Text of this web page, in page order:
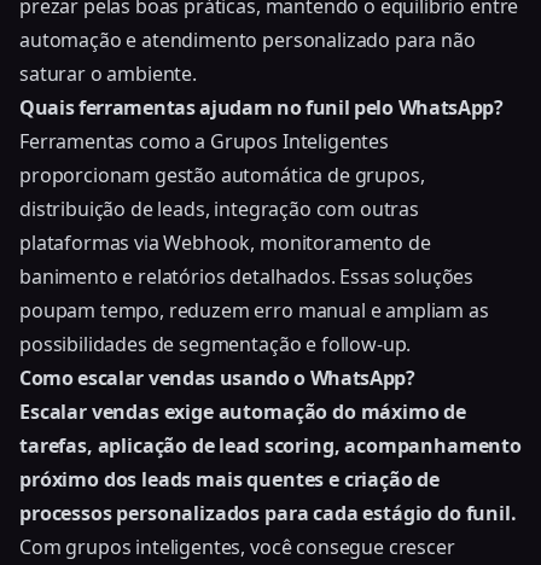
prezar pelas boas práticas, mantendo o equilíbrio entre
automação e atendimento personalizado para não
saturar o ambiente.
Quais ferramentas ajudam no funil pelo WhatsApp?
Ferramentas como a Grupos Inteligentes
proporcionam gestão automática de grupos,
distribuição de leads, integração com outras
plataformas via Webhook, monitoramento de
banimento e relatórios detalhados. Essas soluções
poupam tempo, reduzem erro manual e ampliam as
possibilidades de segmentação e follow-up.
Como escalar vendas usando o WhatsApp?
Escalar vendas exige automação do máximo de
tarefas, aplicação de lead scoring, acompanhamento
próximo dos leads mais quentes e criação de
processos personalizados para cada estágio do funil.
Com grupos inteligentes, você consegue crescer